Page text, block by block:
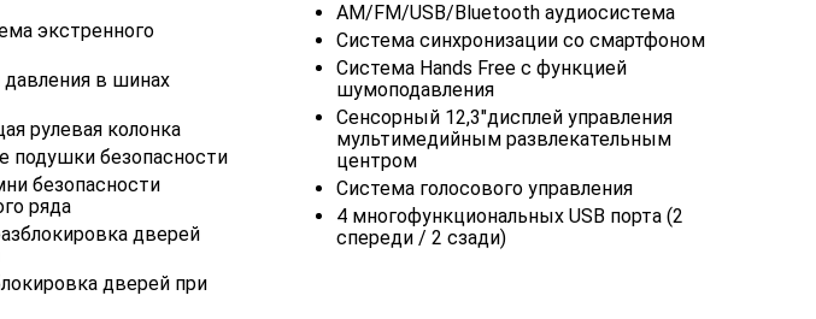
экстренного
в шинах
рулевая колонка
подушки безопасности
безопасности
ряда
дверей
дверей при
AM/FM/USB/Bluetooth аудиосистема
Система синхронизации со смартфоном
Система Hands Free с функцией
шумоподавления
Сенсорный 12,3"дисплей управления
мультимедийным развлекательным
центром
Система голосового управления
4 многофункциональных USB порта (2
спереди / 2 сзади)